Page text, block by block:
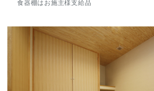
食器棚はお施主様支給品